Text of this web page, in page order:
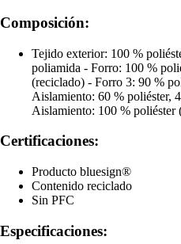
Composición:
Tejido exterior: 100 %
poliamida - Forro: 100 %
(reciclado) - Forro 3: 90 %
Aislamiento: 60 % poliéster,
Aislamiento: 100 % poliéster
Certificaciones:
Producto bluesign®
Contenido reciclado
Sin PFC
Especificaciones: